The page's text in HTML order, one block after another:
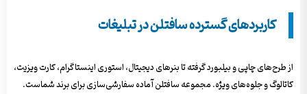
کاربردهای گسترده سافتلن در تبلیغات
از طرح‌های چاپی و بیلبورد گرفته تا بنرهای دیجیتال، استوری اینستاگرام، کارت ویزیت،
کاتالوگ و جلوه‌های ویژه. مجموعه سافتلن آماده سفارشی‌سازی برای برند شماست.